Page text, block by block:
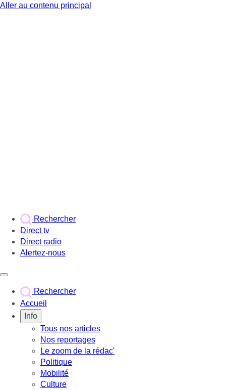
Aller au contenu principal
Rechercher
Direct tv
Direct radio
Alertez-nous
Rechercher
Accueil
Info
Tous nos articles
Nos reportages
Le zoom de la rédac'
Politique
Mobilité
Culture